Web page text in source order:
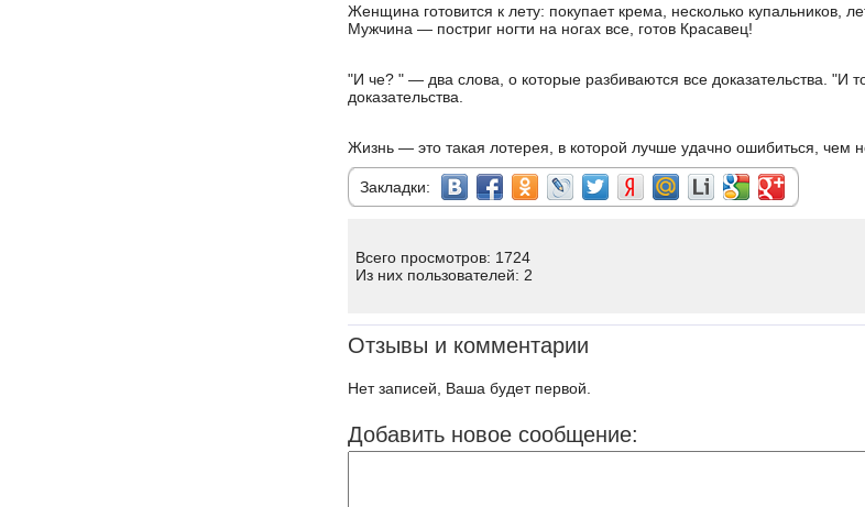
Женщина готовится к лету: покупает крема, несколько купальников,
Мужчина — постриг ногти на ногах все, готов Красавец!
"И че? " — два слова, о которые разбиваются все доказательства. "И
доказательства.
Жизнь — это такая лотерея, в которой лучше удачно ошибиться, чем
Закладки:
Всего просмотров: 1724
Из них пользователей: 2
Отзывы и комментарии
Нет записей, Ваша будет первой.
Добавить новое сообщение: